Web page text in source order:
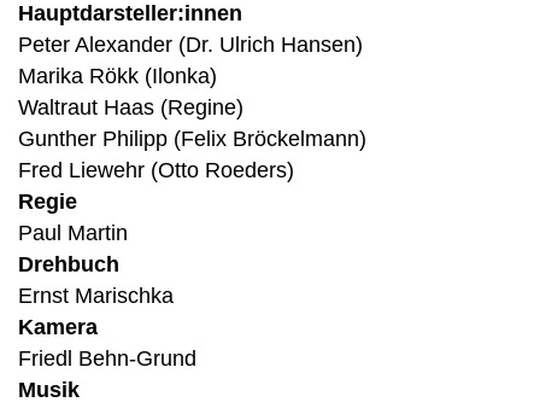
Hauptdarsteller:innen
Peter Alexander (Dr. Ulrich Hansen)
Marika Rökk (Ilonka)
Waltraut Haas (Regine)
Gunther Philipp (Felix Bröckelmann)
Fred Liewehr (Otto Roeders)
Regie
Paul Martin
Drehbuch
Ernst Marischka
Kamera
Friedl Behn-Grund
Musik